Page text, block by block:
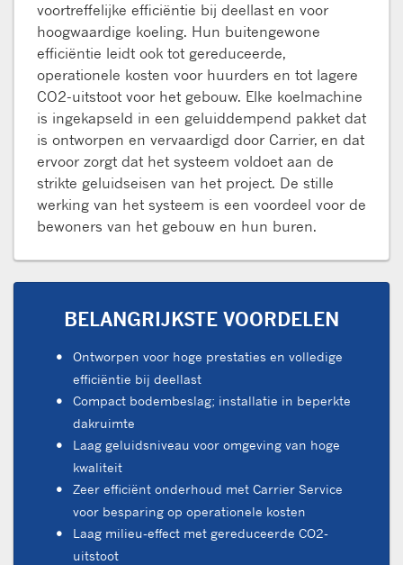
voortreffelijke efficiëntie bij deellast en voor
hoogwaardige koeling. Hun buitengewone
efficiëntie leidt ook tot gereduceerde,
operationele kosten voor huurders en tot lagere
CO2-uitstoot voor het gebouw. Elke koelmachine
is ingekapseld in een geluiddempend pakket dat
is ontworpen en vervaardigd door Carrier, en dat
ervoor zorgt dat het systeem voldoet aan de
strikte geluidseisen van het project. De stille
werking van het systeem is een voordeel voor de
bewoners van het gebouw en hun buren.
BELANGRIJKSTE VOORDELEN
Ontworpen voor hoge prestaties en volledige
efficiëntie bij deellast
Compact bodembeslag; installatie in beperkte
dakruimte
Laag geluidsniveau voor omgeving van hoge
kwaliteit
Zeer efficiënt onderhoud met Carrier Service
voor besparing op operationele kosten
Laag milieu-effect met gereduceerde CO2-
uitstoot